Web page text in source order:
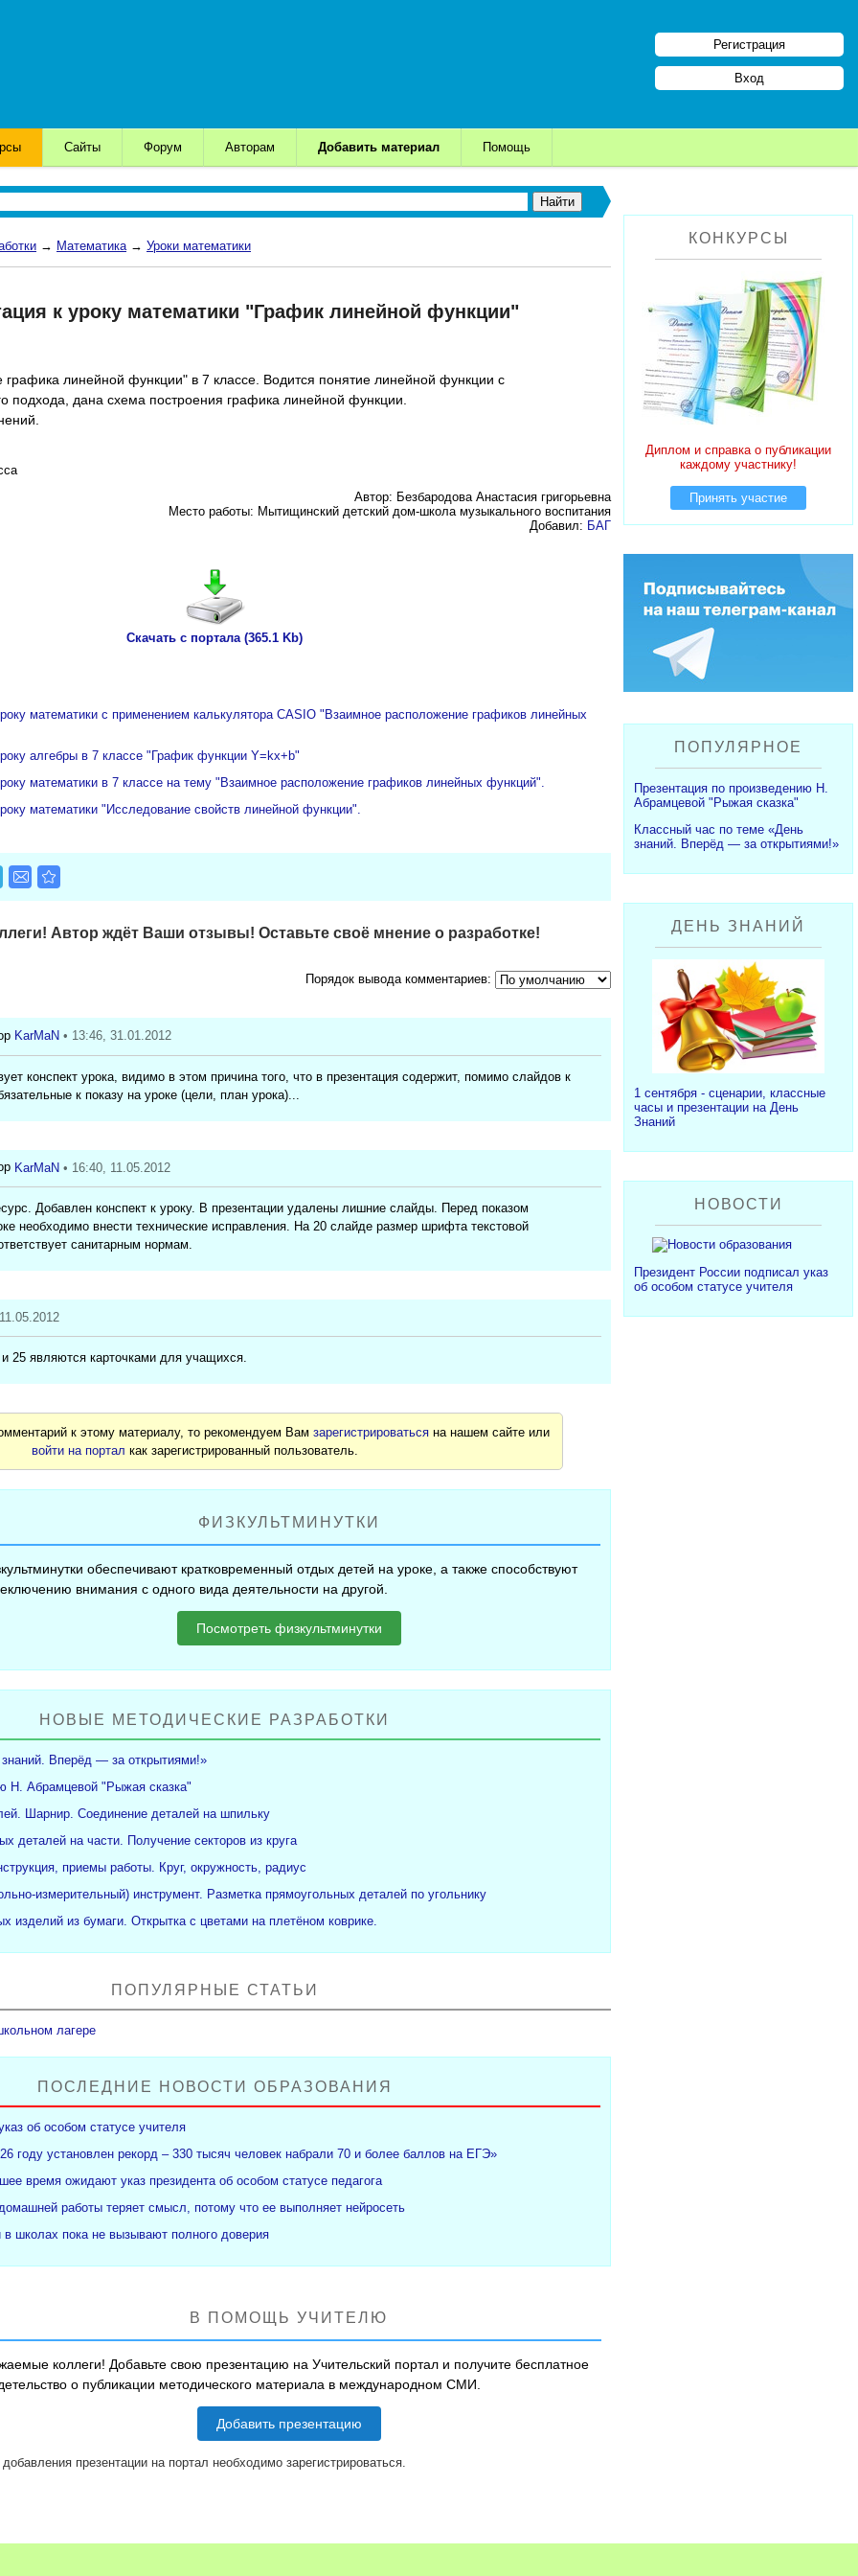
Регистрация
Вход
Сайты Форум Авторам Добавить материал Помощь
→ Математика→ Уроки математики
к уроку математики "График линейной функции"
линейной функции" в 7 классе. Водится понятие линейной функции с
подхода, дана схема построения графика линейной функции.
Автор: Безбародова Анастасия григорьевна
Место работы: Мытищинский детский дом-школа музыкального воспитания
Добавил: БАГ
Скачать с портала (365.1 Kb)
математики с применением калькулятора CASIO "Взаимное расположение графиков линейных
алгебры в 7 классе "График функции Y=kx+b"
математики в 7 классе на тему "Взаимное расположение графиков линейных функций".
математики "Исследование свойств линейной функции".
Автор ждёт Ваши отзывы! Оставьте своё мнение о разработке!
Порядок вывода комментариев:
KarMaN • 13:46, 31.01.2012
конспект урока, видимо в этом причина того, что в презентация содержит, помимо слайдов к
к показу на уроке (цели, план урока)...
KarMaN • 16:40, 11.05.2012
Добавлен конспект к уроку. В презентации удалены лишние слайды. Перед показом
необходимо внести технические исправления. На 20 слайде размер шрифта текстовой
санитарным нормам.
25 являются карточками для учащихся.
к этому материалу, то рекомендуем Вамзарегистрироваться на нашем сайте или
войти на портал как зарегистрированный пользователь.
ФИЗКУЛЬТМИНУТКИ
обеспечивают кратковременный отдых детей на уроке, а также способствуют
внимания с одного вида деятельности на другой.
Посмотреть физкультминутки
НОВЫЕ МЕТОДИЧЕСКИЕ РАЗРАБОТКИ
Вперёд — за открытиями!»
Н. Абрамцевой "Рыжая сказка"
Шарнир. Соединение деталей на шпильку
деталей на части. Получение секторов из круга
приемы работы. Круг, окружность, радиус
измерительный) инструмент. Разметка прямоугольных деталей по угольнику
изделий из бумаги. Открытка с цветами на плетёном коврике.
ПОПУЛЯРНЫЕ СТАТЬИ
лагере
ПОСЛЕДНИЕ НОВОСТИ ОБРАЗОВАНИЯ
об особом статусе учителя
году установлен рекорд – 330 тысяч человек набрали 70 и более баллов на ЕГЭ»
время ожидают указ президента об особом статусе педагога
работы теряет смысл, потому что ее выполняет нейросеть
в школах пока не вызывают полного доверия
В ПОМОЩЬ УЧИТЕЛЮ
коллеги! Добавьте свою презентацию на Учительский портал и получите бесплатное
о публикации методического материала в международном СМИ.
Добавить презентацию
презентации на портал необходимо зарегистрироваться.
КОНКУРСЫ
Диплом и справка о публикации
каждому участнику!
Принять участие
ПОПУЛЯРНОЕ
Презентация по произведению Н.
Абрамцевой "Рыжая сказка"
Классный час по теме «День
знаний. Вперёд — за открытиями!»
ДЕНЬ ЗНАНИЙ
1 сентября - сценарии, классные
часы и презентации на День
Знаний
НОВОСТИ
Президент России подписал указ
об особом статусе учителя